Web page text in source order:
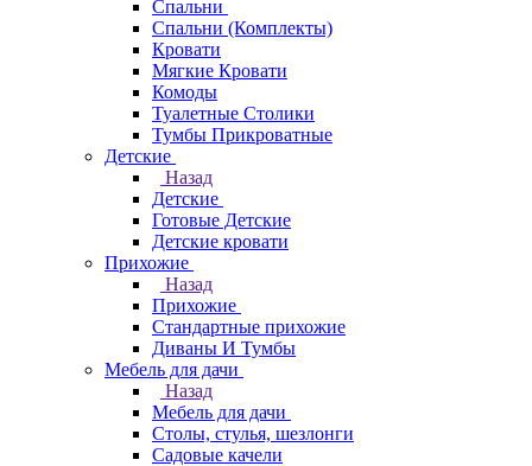
Спальни
Спальни (Комплекты)
Кровати
Мягкие Кровати
Комоды
Туалетные Столики
Тумбы Прикроватные
Детские
Назад
Детские
Готовые Детские
Детские кровати
Прихожие
Назад
Прихожие
Стандартные прихожие
Диваны И Тумбы
Мебель для дачи
Назад
Мебель для дачи
Столы, стулья, шезлонги
Садовые качели